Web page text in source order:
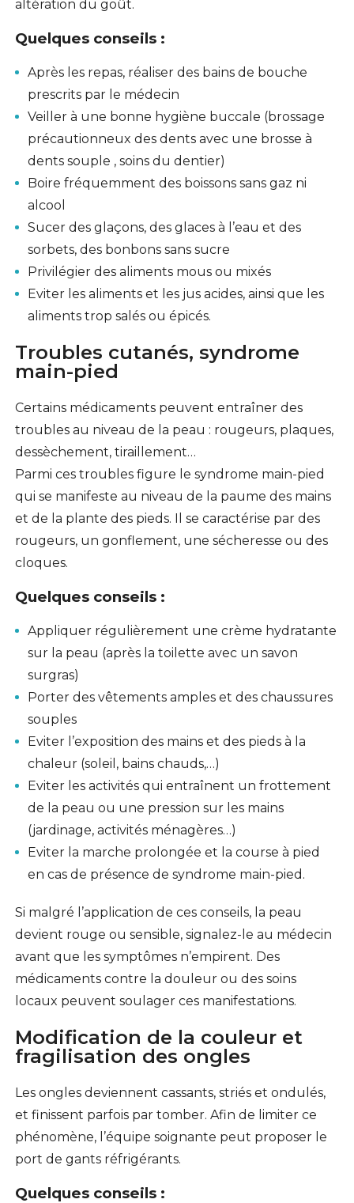
altération du goût.
Quelques conseils :
Après les repas, réaliser des bains de bouche
prescrits par le médecin
Veiller à une bonne hygiène buccale (brossage
précautionneux des dents avec une brosse à
dents souple , soins du dentier)
Boire fréquemment des boissons sans gaz ni
alcool
Sucer des glaçons, des glaces à l’eau et des
sorbets, des bonbons sans sucre
Privilégier des aliments mous ou mixés
Eviter les aliments et les jus acides, ainsi que les
aliments trop salés ou épicés.
Troubles cutanés, syndrome
main-pied
Certains médicaments peuvent entraîner des
troubles au niveau de la peau : rougeurs, plaques,
dessèchement, tiraillement…
Parmi ces troubles figure le syndrome main-pied
qui se manifeste au niveau de la paume des mains
et de la plante des pieds. Il se caractérise par des
rougeurs, un gonflement, une sécheresse ou des
cloques.
Quelques conseils :
Appliquer régulièrement une crème hydratante
sur la peau (après la toilette avec un savon
surgras)
Porter des vêtements amples et des chaussures
souples
Eviter l’exposition des mains et des pieds à la
chaleur (soleil, bains chauds,…)
Eviter les activités qui entraînent un frottement
de la peau ou une pression sur les mains
(jardinage, activités ménagères…)
Eviter la marche prolongée et la course à pied
en cas de présence de syndrome main-pied.
Si malgré l’application de ces conseils, la peau
devient rouge ou sensible, signalez-le au médecin
avant que les symptômes n’empirent. Des
médicaments contre la douleur ou des soins
locaux peuvent soulager ces manifestations.
Modification de la couleur et
fragilisation des ongles
Les ongles deviennent cassants, striés et ondulés,
et finissent parfois par tomber. Afin de limiter ce
phénomène, l’équipe soignante peut proposer le
port de gants réfrigérants.
Quelques conseils :